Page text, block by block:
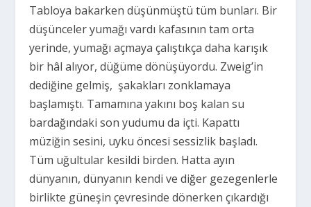
Tabloya bakarken düşünmüştü tüm bunları. Bir
düşünceler yumağı vardı kafasının tam orta
yerinde, yumağı açmaya çalıştıkça daha karışık
bir hâl alıyor, düğüme dönüşüyordu. Zweig’in
dediğine gelmiş, şakakları zonklamaya
başlamıştı. Tamamına yakını boş kalan su
bardağındaki son yudumu da içti. Kapattı
müziğin sesini, uyku öncesi sessizlik başladı.
Tüm uğultular kesildi birden. Hatta ayın
dünyanın, dünyanın kendi ve diğer gezegenlerle
birlikte güneşin çevresinde dönerken çıkardığı